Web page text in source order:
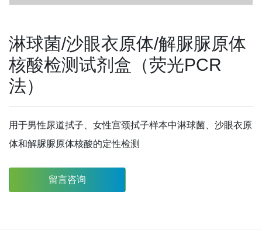
淋球菌/沙眼衣原体/解脲脲原体
核酸检测试剂盒（荧光PCR
法）
用于男性尿道拭子、女性宫颈拭子样本中淋球菌、沙眼衣原
体和解脲脲原体核酸的定性检测
留言咨询